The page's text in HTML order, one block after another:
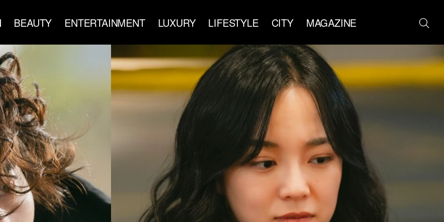
BEAUTY ENTERTAINMENT LUXURY LIFESTYLE CITY MAGAZINE